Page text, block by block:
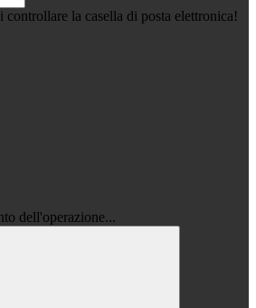
la casella di posta elettronica!
dell'operazione...